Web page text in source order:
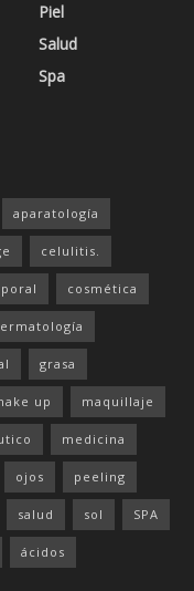
Piel
Salud
Spa
aparatología
celulitis.
cosmética
grasa
up maquillaje
medicina
ojos peeling
salud sol SPA
ácidos